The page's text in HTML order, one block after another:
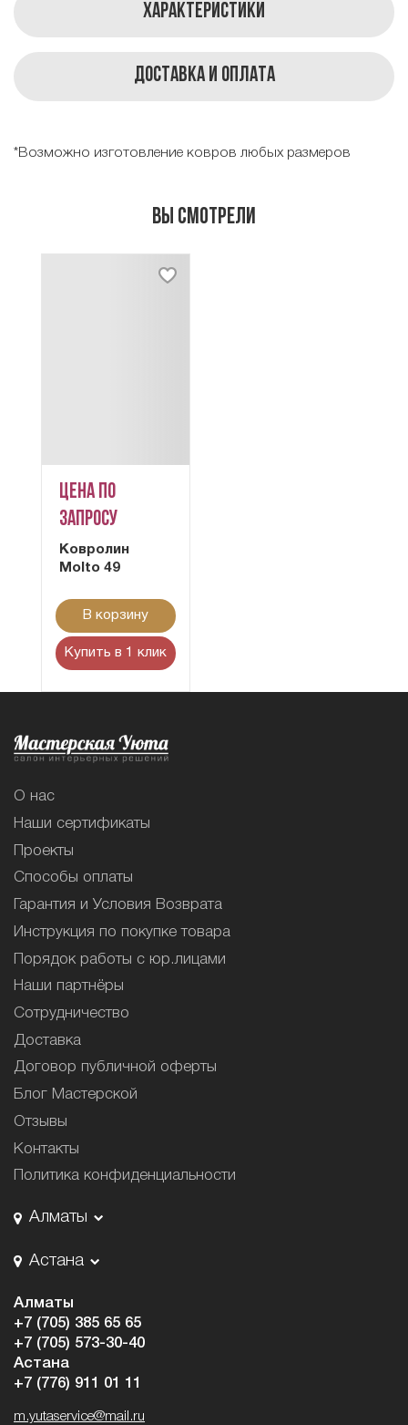
Характеристики
Доставка и оплата
*Возможно изготовление ковров любых размеров
Вы смотрели
Цена по
запросу
Ковролин
Molto 49
В корзину
Купить в 1 клик
О нас
Наши сертификаты
Проекты
Способы оплаты
Гарантия и Условия Возврата
Инструкция по покупке товара
Порядок работы с юр.лицами
Наши партнёры
Сотрудничество
Доставка
Договор публичной оферты
Блог Мастерской
Отзывы
Контакты
Политика конфиденциальности
Алматы
Астана
Алматы
+7 (705) 385 65 65
+7 (705) 573-30-40
Астана
+7 (776) 911 01 11
m.yutaservice@mail.ru